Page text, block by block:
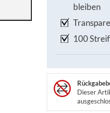
bleiben
100
Dieser